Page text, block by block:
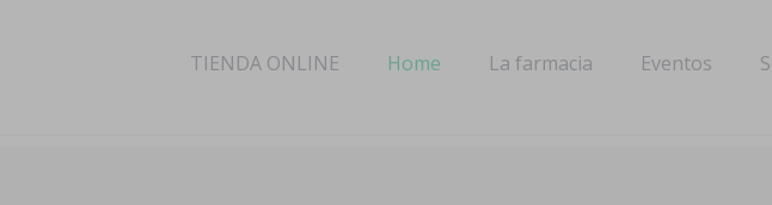
TIENDA ONLINE Home La farmacia Eventos